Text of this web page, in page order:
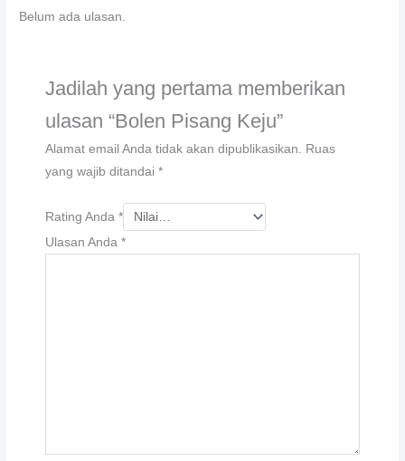
Belum ada ulasan.
Jadilah yang pertama memberikan
ulasan “Bolen Pisang Keju”
Alamat email Anda tidak akan dipublikasikan. Ruas
yang wajib ditandai*
Rating Anda*
Ulasan Anda*